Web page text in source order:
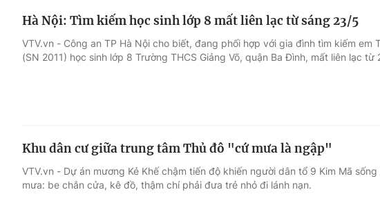
Hà Nội: Tìm kiếm học sinh lớp 8 mất liên lạc từ sáng 23/5
VTV.vn - Công an TP Hà Nội cho biết, đang phối hợp với gia đình tìm kiếm em
(SN 2011) học sinh lớp 8 Trường THCS Giảng Võ, quận Ba Đình, mất liên lạc từ
Khu dân cư giữa trung tâm Thủ đô "cứ mưa là ngập"
VTV.vn - Dự án mương Kẻ Khế chậm tiến độ khiến người dân tổ 9 Kim Mã
mưa: be chắn cửa, kê đồ, thậm chí phải đưa trẻ nhỏ đi lánh nạn.